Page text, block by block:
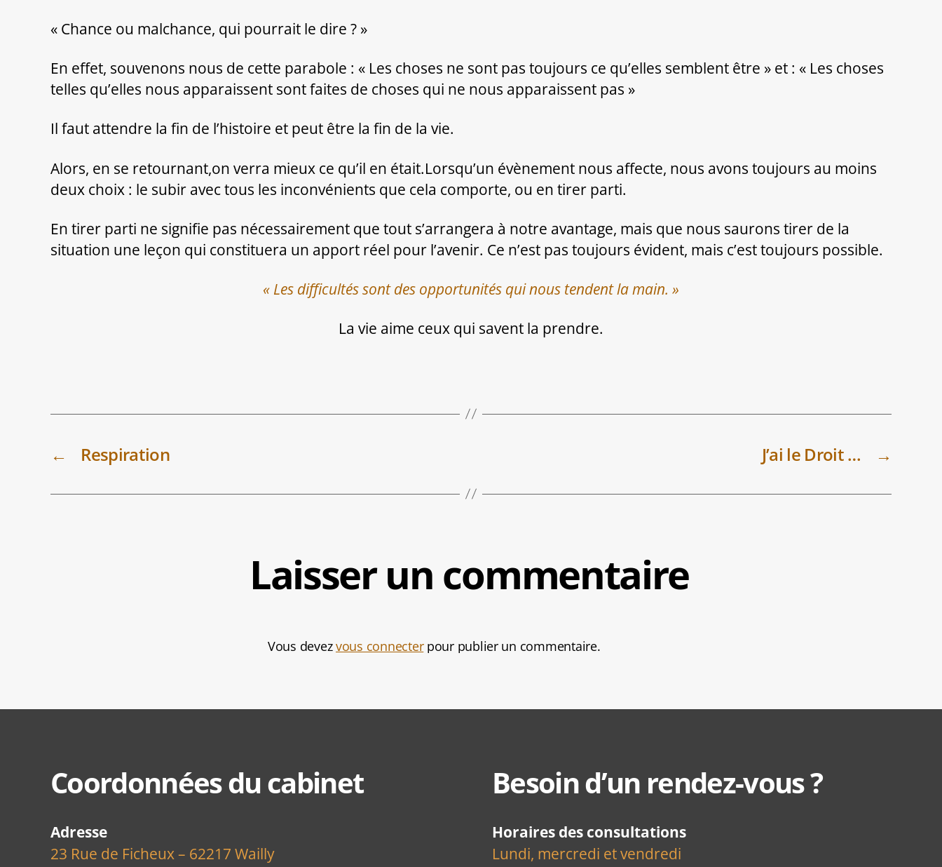
« Chance ou malchance, qui pourrait le dire ? »
En effet, souvenons nous de cette parabole : « Les choses ne sont pas toujours ce qu’elles semblent être » et : « Les choses
telles qu’elles nous apparaissent sont faites de choses qui ne nous apparaissent pas »
Il faut attendre la fin de l’histoire et peut être la fin de la vie.
Alors, en se retournant,on verra mieux ce qu’il en était.Lorsqu’un évènement nous affecte, nous avons toujours au moins
deux choix : le subir avec tous les inconvénients que cela comporte, ou en tirer parti.
En tirer parti ne signifie pas nécessairement que tout s’arrangera à notre avantage, mais que nous saurons tirer de la
situation une leçon qui constituera un apport réel pour l’avenir. Ce n’est pas toujours évident, mais c’est toujours possible.
« Les difficultés sont des opportunités qui nous tendent la main. »
La vie aime ceux qui savent la prendre.
← Respiration →
J’ai le Droit …
Laisser un commentaire
Vous devezvous connecterpour publier un commentaire.
Coordonnées du cabinet
Adresse
23 Rue de Ficheux – 62217 Wailly
Besoin d’un rendez-vous ?
Horaires des consultations
Lundi, mercredi et vendredi